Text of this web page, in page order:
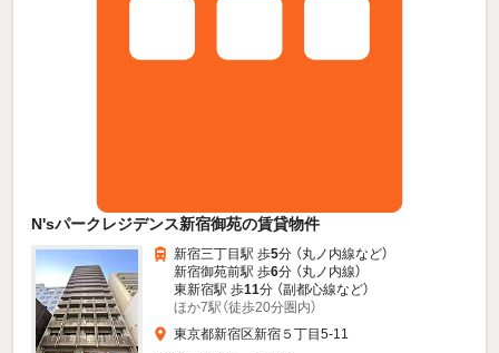
N'sパークレジデンス新宿御苑の賃貸物件
新宿三丁目駅 歩5分 （丸ノ内線など）
新宿御苑前駅 歩6分 （丸ノ内線）
東新宿駅 歩11分 （副都心線など）
ほか7駅（徒歩20分圏内）
東京都新宿区新宿５丁目5-11